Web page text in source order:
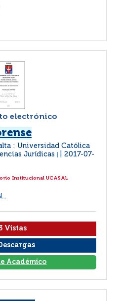
electrónico
: Universidad Católica
Jurídicas
2017-07-
Institucional UCASAL
Vistas
Académico